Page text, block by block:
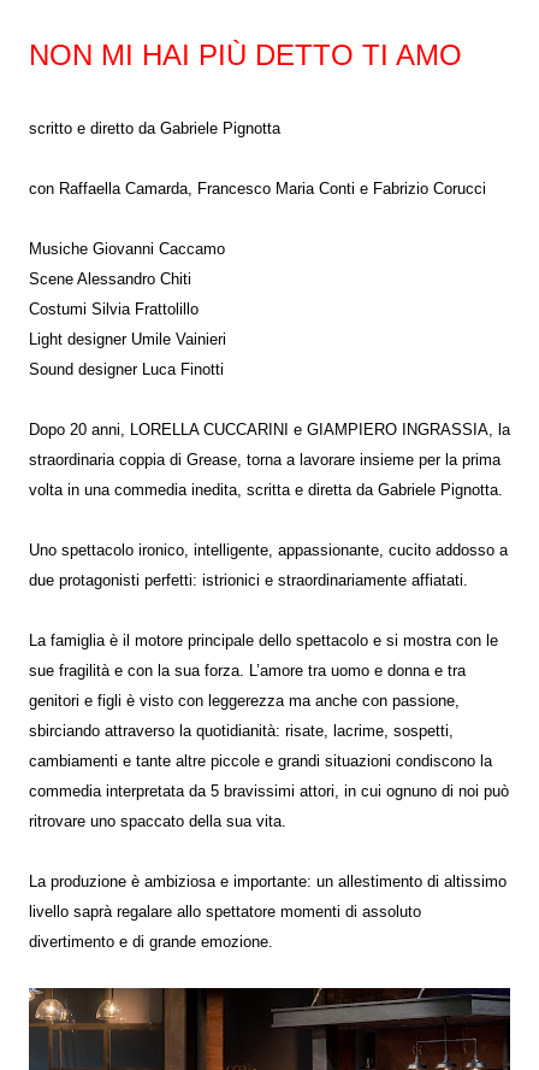
NON MI HAI PIÙ DETTO TI AMO
scritto e diretto da Gabriele Pignotta
con Raffaella Camarda, Francesco Maria Conti e Fabrizio Corucci
Musiche Giovanni Caccamo
Scene Alessandro Chiti
Costumi Silvia Frattolillo
Light designer Umile Vainieri
Sound designer Luca Finotti
Dopo 20 anni, LORELLA CUCCARINI e GIAMPIERO INGRASSIA, la
straordinaria coppia di Grease, torna a lavorare insieme per la prima
volta in una commedia inedita, scritta e diretta da Gabriele Pignotta.
Uno spettacolo ironico, intelligente, appassionante, cucito addosso a
due protagonisti perfetti: istrionici e straordinariamente affiatati.
La famiglia è il motore principale dello spettacolo e si mostra con le
sue fragilità e con la sua forza. L’amore tra uomo e donna e tra
genitori e figli è visto con leggerezza ma anche con passione,
sbirciando attraverso la quotidianità: risate, lacrime, sospetti,
cambiamenti e tante altre piccole e grandi situazioni condiscono la
commedia interpretata da 5 bravissimi attori, in cui ognuno di noi può
ritrovare uno spaccato della sua vita.
La produzione è ambiziosa e importante: un allestimento di altissimo
livello saprà regalare allo spettatore momenti di assoluto
divertimento e di grande emozione.